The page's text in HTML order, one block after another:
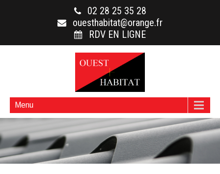
02 28 25 35 28
ouesthabitat@orange.fr
RDV EN LIGNE
Menu